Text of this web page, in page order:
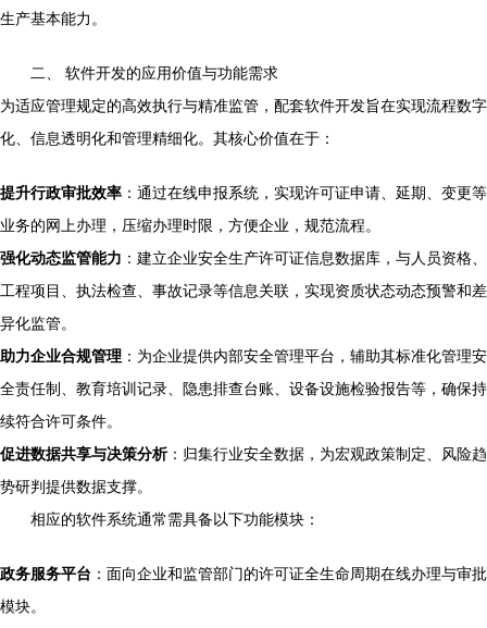
生产基本能力。
二、 软件开发的应用价值与功能需求
为适应管理规定的高效执行与精准监管，配套软件开发旨在实现流程数字
化、信息透明化和管理精细化。其核心价值在于：
提升行政审批效率 ：通过在线申报系统，实现许可证申请、延期、变更等
业务的网上办理，压缩办理时限，方便企业，规范流程。
强化动态监管能力 ：建立企业安全生产许可证信息数据库，与人员资格、
工程项目、执法检查、事故记录等信息关联，实现资质状态动态预警和差
异化监管。
助力企业合规管理 ：为企业提供内部安全管理平台，辅助其标准化管理安
全责任制、教育培训记录、隐患排查台账、设备设施检验报告等，确保持
续符合许可条件。
促进数据共享与决策分析：归集行业安全数据，为宏观政策制定、风险趋
势研判提供数据支撑。
相应的软件系统通常需具备以下功能模块：
政务服务平台 ：面向企业和监管部门的许可证全生命周期在线办理与审批
模块。